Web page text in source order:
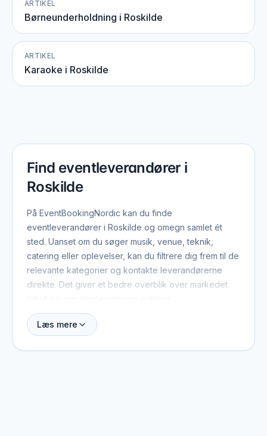
ARTIKEL
Børneunderholdning i Roskilde
ARTIKEL
Karaoke i Roskilde
Find eventleverandører i
Roskilde
På EventBookingNordic kan du finde
eventleverandører i Roskilde og omegn samlet ét
sted. Uanset om du søger musik, venue, teknik,
catering eller oplevelser, kan du filtrere dig frem til de
relevante kategorier og kontakte leverandørerne
direkte. Det giver et bedre overblik over markedet
Roskilde har et levende eventmiljø med leverandører,
Læs mere